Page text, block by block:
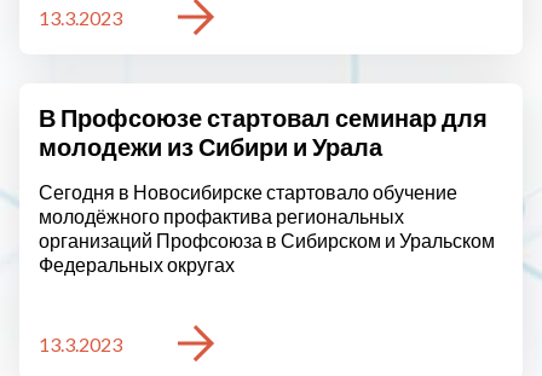
13.3.2023
В Профсоюзе стартовал семинар для
молодежи из Сибири и Урала
Сегодня в Новосибирске стартовало обучение
молодёжного профактива региональных
организаций Профсоюза в Сибирском и Уральском
Федеральных округах
13.3.2023